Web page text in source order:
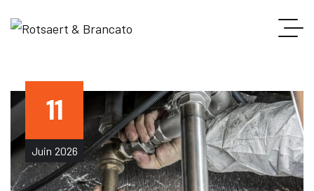
11
Juin 2026